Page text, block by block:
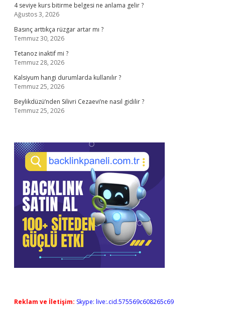
4 seviye kurs bitirme belgesi ne anlama gelir ?
Ağustos 3, 2026
Basınç arttıkça rüzgar artar mı ?
Temmuz 30, 2026
Tetanoz inaktif mi ?
Temmuz 28, 2026
Kalsiyum hangi durumlarda kullanılır ?
Temmuz 25, 2026
Beylikdüzü’nden Silivri Cezaevi’ne nasıl gidilir ?
Temmuz 25, 2026
Reklam ve İletişim: Skype: live:.cid.575569c608265c69